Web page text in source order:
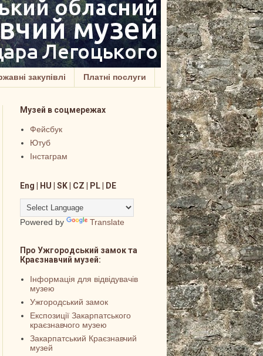
закупівлі Платні послуги
Музей в соцмережах
Фейсбук
Ютуб
Інстаграм
Eng | HU | SK | CZ | PL | DE
Powered by Translate
Про Ужгородський замок та
Краєзнавчий музей:
Інформація для відвідувачів
музею
Ужгородський замок
Експозиції Закарпатського
краєзнавчого музею
Закарпатський Краєзнавчий
музей